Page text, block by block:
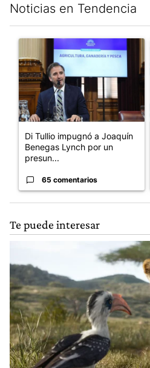
Noticias en Tendencia
Un artículo de tendencia con
Di Tullio impugnó a Joaquín
Benegas Lynch por un
presun...
65 comentarios